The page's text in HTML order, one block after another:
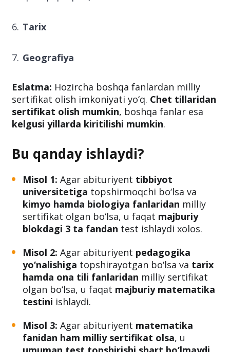
Tarix
Geografiya
Eslatma: Hozircha boshqa fanlardan milliy
sertifikat olish imkoniyati yo‘q. Chet tillaridan
sertifikat olish mumkin, boshqa fanlar esa
kelgusi yillarda kiritilishi mumkin.
Bu qanday ishlaydi?
Misol 1: Agar abituriyent tibbiyot
universitetiga topshirmoqchi bo‘lsa va
kimyo hamda biologiya fanlaridan milliy
sertifikat olgan bo‘lsa, u faqat majburiy
blokdagi 3 ta fandan test ishlaydi xolos.
Misol 2: Agar abituriyent pedagogika
yo‘nalishiga topshirayotgan bo‘lsa va tarix
hamda ona tili fanlaridan milliy sertifikat
olgan bo‘lsa, u faqat majburiy matematika
testini ishlaydi.
Misol 3: Agar abituriyent matematika
fanidan ham milliy sertifikat olsa, u